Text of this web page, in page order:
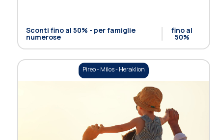
Sconti fino al 50% - per famiglie
numerose
fino al
50%
Pireo - Milos - Heraklion